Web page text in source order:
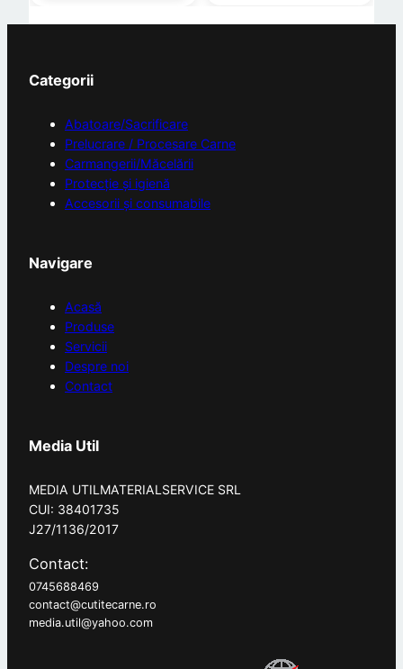
Categorii
Abatoare/Sacrificare
Prelucrare / Procesare Carne
Carmangerii/Măcelării
Protecție și igienă
Accesorii și consumabile
Navigare
Acasă
Produse
Servicii
Despre noi
Contact
Media Util
MEDIA UTILMATERIALSERVICE SRL
CUI: 38401735
J27/1136/2017
Contact:
0745688469
contact@cutitecarne.ro
media.util@yahoo.com